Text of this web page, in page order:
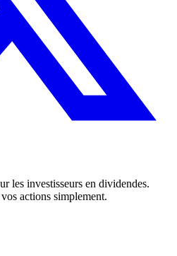
les investisseurs en dividendes.
actions simplement.